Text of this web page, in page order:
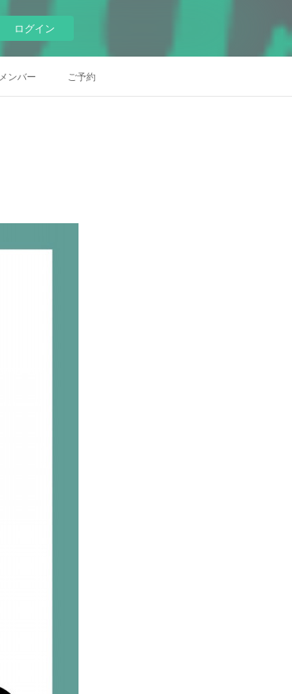
ログイン
メンバー ご予約